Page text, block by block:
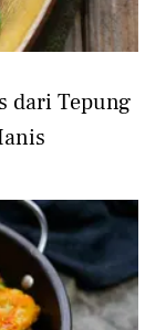
dari Tepung